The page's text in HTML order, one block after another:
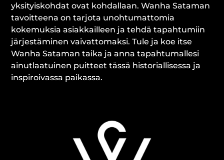
yksityiskohdat ovat kohdallaan. Wanha Sataman
tavoitteena on tarjota unohtumattomia
kokemuksia asiakkailleen ja tehdä tapahtumiin
järjestäminen vaivattomaksi. Tule ja koe itse
Wanha Sataman taika ja anna tapahtumallesi
ainutlaatuinen puitteet tässä historiallisessa ja
inspiroivassa paikassa.